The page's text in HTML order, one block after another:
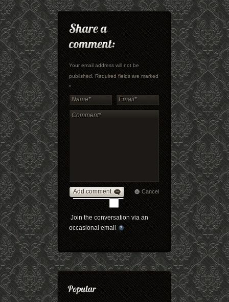
Your email address will not be
published. Required fields are marked
*
Add comment Cancel
Join the conversation via an
occasional email